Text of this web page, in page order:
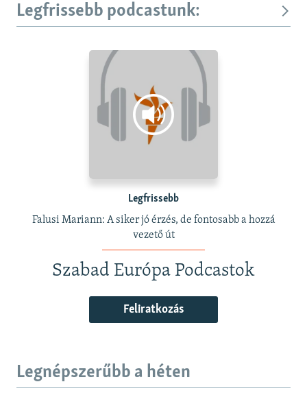
Legfrissebb podcastunk:
Legfrissebb
Falusi Mariann: A siker jó érzés, de fontosabb a hozzá
vezető út
Szabad Európa Podcastok
Feliratkozás
Legnépszerűbb a héten